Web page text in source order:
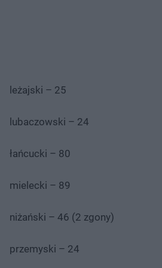
leżajski – 25
lubaczowski – 24
łańcucki – 80
mielecki – 89
niżański – 46 (2 zgony)
przemyski – 24